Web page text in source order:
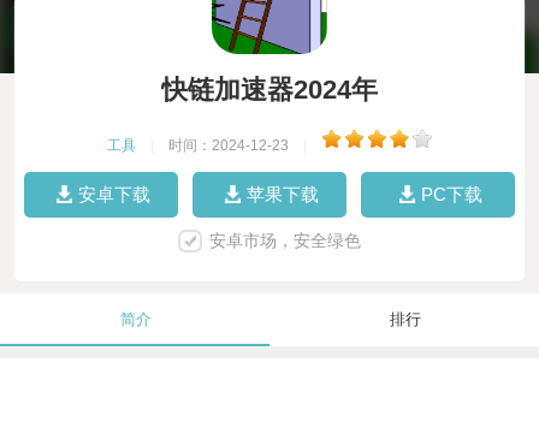
快链加速器2024年
工具 时间：2024-12-23
安卓下载 苹果下载 PC下载
安卓市场，安全绿色
简介 排行